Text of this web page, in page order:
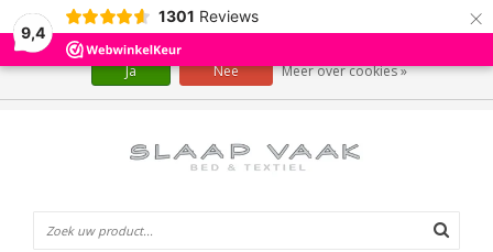
9,4
1301 Reviews ×
Wij slaan cookies op om onze website te verbeteren. Is dat akkoord?
Ja Nee Meer over cookies »